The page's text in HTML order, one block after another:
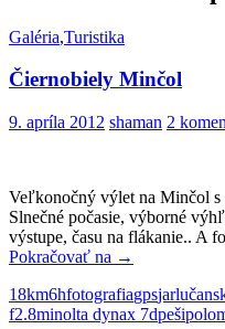
Galéria,Turistika
Čiernobiely Minčol
9. apríla 2012 shaman 2
Veľkonočný výlet na Minčol s
Slnečné počasie, výborné
výstupe, času na flákanie.. A
Pokračovať na Čiernobiely
→
18km6hfotografiagpsjar
f2.8minolta dynax 7dpeši